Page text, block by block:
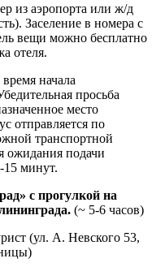
из аэропорта или ж/д
Заселение в номера с
вещи можно бесплатно
отеля.
начала
просьба
место
отправляется по
транспортной
ожидания подачи
15 минут.
с прогулкой на
(~ 5-6 часов)
(ул. А. Невского 53,